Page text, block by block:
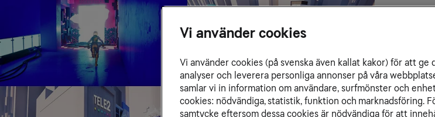
Vi använder cookies
Vi använder cookies (på svenska även kallat kakor) för att
analyser och leverera personliga annonser på våra
samlar vi in information om användare, surfmönster och
cookies: nödvändiga, statistik, funktion och marknadsföring.
samtycke eftersom dessa cookies är nödvändiga för att